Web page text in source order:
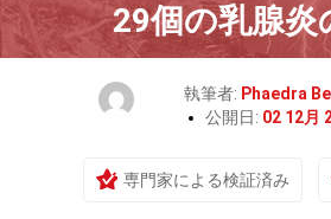
29個の乳腺炎
執筆者: Phaedra
公開日: 02 12月
専門家による検証済み